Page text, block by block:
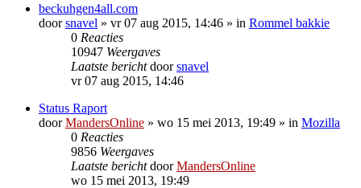
beckuhgen4all.com
doorsnavel » vr 07 aug 2015, 14:46 » in Rommel bakkie
0 Reacties
10947 Weergaves
Laatste berichtdoorsnavel
vr 07 aug 2015, 14:46
Status Raport
doorMandersOnline » wo 15 mei 2013, 19:49 » in Mozilla
0 Reacties
9856 Weergaves
Laatste berichtdoorMandersOnline
wo 15 mei 2013, 19:49